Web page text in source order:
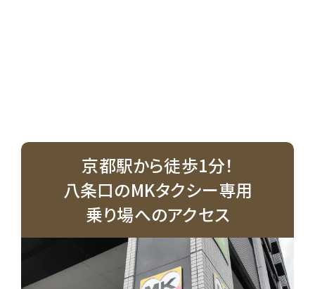
京都駅から徒歩1分！
八条口のMKタクシー専用
乗り場へのアクセス